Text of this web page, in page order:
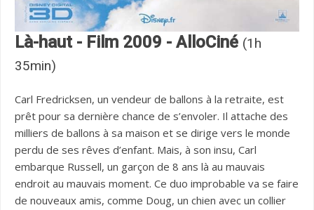
Là-haut - Film 2009 - AlloCiné (1h
35min)
Carl Fredricksen, un vendeur de ballons à la retraite, est
prêt pour sa dernière chance de s’envoler. Il attache des
milliers de ballons à sa maison et se dirige vers le monde
perdu de ses rêves d’enfant. Mais, à son insu, Carl
embarque Russell, un garçon de 8 ans là au mauvais
endroit au mauvais moment. Ce duo improbable va se faire
de nouveaux amis, comme Doug, un chien avec un collier